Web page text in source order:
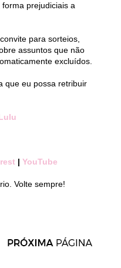
prejudiciais a
para sorteios,
assuntos que não
excluídos.
que eu possa retribuir
| YouTube
Volte sempre!